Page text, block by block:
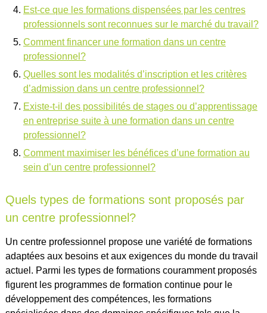
Est-ce que les formations dispensées par les centres
professionnels sont reconnues sur le marché du travail?
Comment financer une formation dans un centre
professionnel?
Quelles sont les modalités d’inscription et les critères
d’admission dans un centre professionnel?
Existe-t-il des possibilités de stages ou d’apprentissage
en entreprise suite à une formation dans un centre
professionnel?
Comment maximiser les bénéfices d’une formation au
sein d’un centre professionnel?
Quels types de formations sont proposés par
un centre professionnel?
Un centre professionnel propose une variété de formations
adaptées aux besoins et aux exigences du monde du travail
actuel. Parmi les types de formations couramment proposés
figurent les programmes de formation continue pour le
développement des compétences, les formations